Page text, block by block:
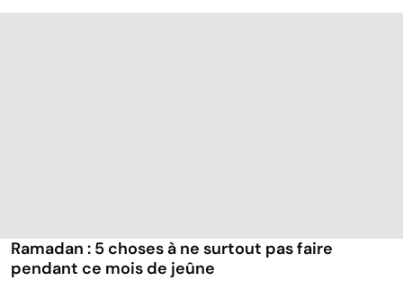
Ramadan : 5 choses à ne surtout pas faire
pendant ce mois de jeûne